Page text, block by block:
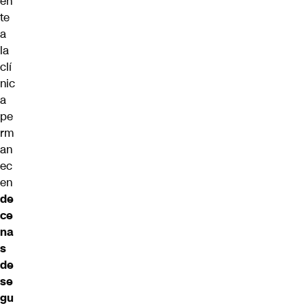
te
a
la
clí
nic
a
pe
rm
an
ec
en
de
ce
na
s
de
se
gu